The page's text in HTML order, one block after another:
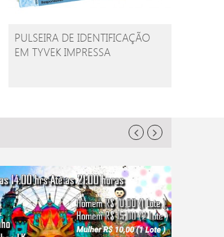
PULSEIRA DE IDENTIFICAÇÃO
EM TYVEK IMPRESSA